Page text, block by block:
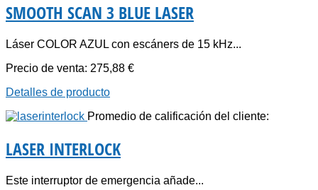
SMOOTH SCAN 3 BLUE LASER
Láser COLOR AZUL con escáners de 15 kHz...
Precio de venta: 275,88 €
Detalles de producto
Promedio de calificación del cliente:
LASER INTERLOCK
Este interruptor de emergencia añade...